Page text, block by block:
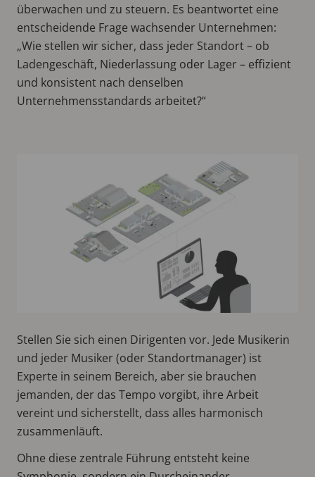
überwachen und zu steuern. Es beantwortet eine
entscheidende Frage wachsender Unternehmen:
„Wie stellen wir sicher, dass jeder Standort – ob
Ladengeschäft, Niederlassung oder Lager – effizient
und konsistent nach denselben
Unternehmensstandards arbeitet?“
Stellen Sie sich einen Dirigenten vor. Jede Musikerin
und jeder Musiker (oder Standortmanager) ist
Experte in seinem Bereich, aber sie brauchen
jemanden, der das Tempo vorgibt, ihre Arbeit
vereint und sicherstellt, dass alles harmonisch
zusammenläuft.
Ohne diese zentrale Führung entsteht keine